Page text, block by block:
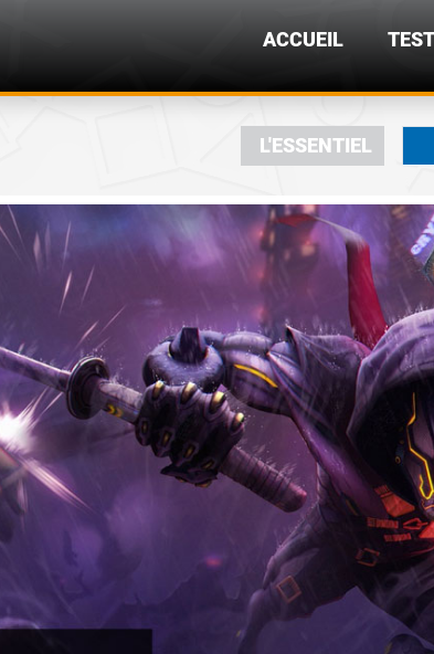
ACCUEIL
L'ESSENTIEL